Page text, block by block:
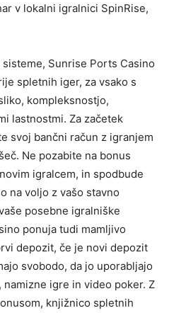
v lokalni igralnici SpinRise,
Sunrise Ports Casino
spletnih iger, za vsako s
kompleksnostjo,
lastnostmi. Za začetek
svoj bančni račun z igranjem
Ne pozabite na bonus
igralcem, in spodbude
na voljo z vašo stavno
posebne igralniške
ponuja tudi mamljivo
depozit, če je novi depozit
svobodo, da jo uporabljajo
igre in video poker. Z
knjižnico spletnih